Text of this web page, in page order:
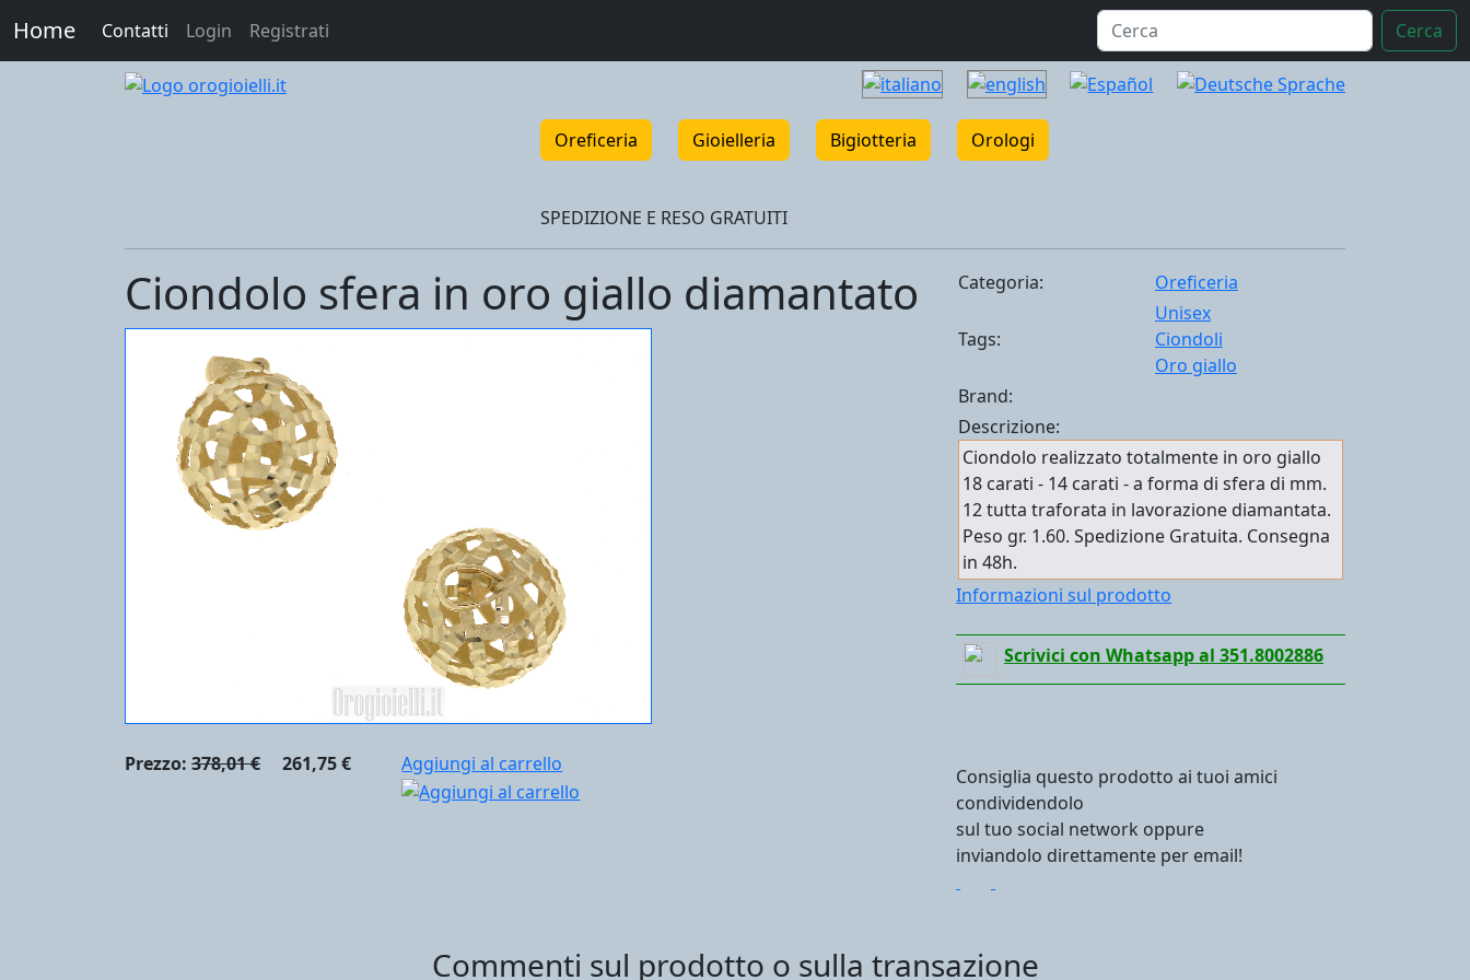
Home Contatti Login Registrati Cerca
Oreficeria Gioielleria Bigiotteria Orologi
SPEDIZIONE E RESO GRATUITI
Ciondolo sfera in oro giallo diamantato
Prezzo: 378,01 € 261,75 € Aggiungi al carrello
Categoria: Oreficeria
Tags:
Unisex
Ciondoli
Oro giallo
Brand:
Descrizione:
Ciondolo realizzato totalmente in oro giallo
18 carati - 14 carati - a forma di sfera di mm.
12 tutta traforata in lavorazione diamantata.
Peso gr. 1.60. Spedizione Gratuita. Consegna
in 48h.
Informazioni sul prodotto
Scrivici con Whatsapp al 351.8002886
Consiglia questo prodotto ai tuoi amici
condividendolo
sul tuo social network oppure
inviandolo direttamente per email!
Commenti sul prodotto o sulla transazione